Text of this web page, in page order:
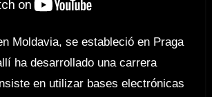
Moldavia, se estableció en Praga
ha desarrollado una carrera
en utilizar bases electrónicas